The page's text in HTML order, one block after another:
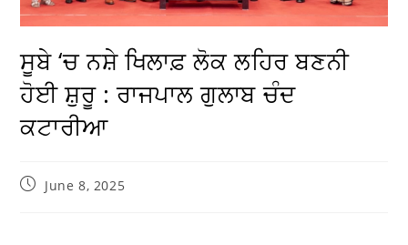
ਸੂਬੇ ‘ਚ ਨਸ਼ੇ ਖਿਲਾਫ਼ ਲੋਕ ਲਹਿਰ ਬਣਨੀ
ਹੋਈ ਸ਼ੁਰੂ : ਰਾਜਪਾਲ ਗੁਲਾਬ ਚੰਦ
ਕਟਾਰੀਆ
June 8, 2025